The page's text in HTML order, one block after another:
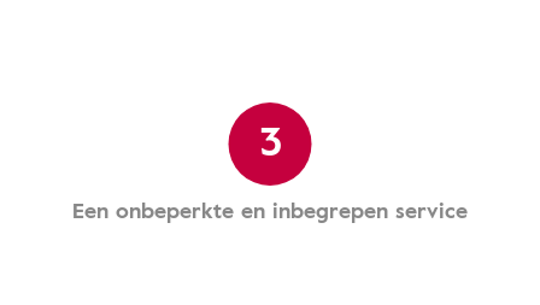
3
Een onbeperkte en inbegrepen service